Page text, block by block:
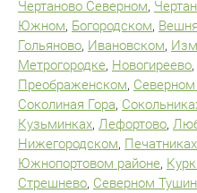
Чертаново Северном,
Южном, Богородском,
Гольяново, Ивановском,
Метрогородке, Новогиреево,
Преображенском,
Соколиная Гора,
Кузьминках, Лефортово,
Нижегородском, Печатниках
Южнопортовом районе,
Стрешнево, Северном